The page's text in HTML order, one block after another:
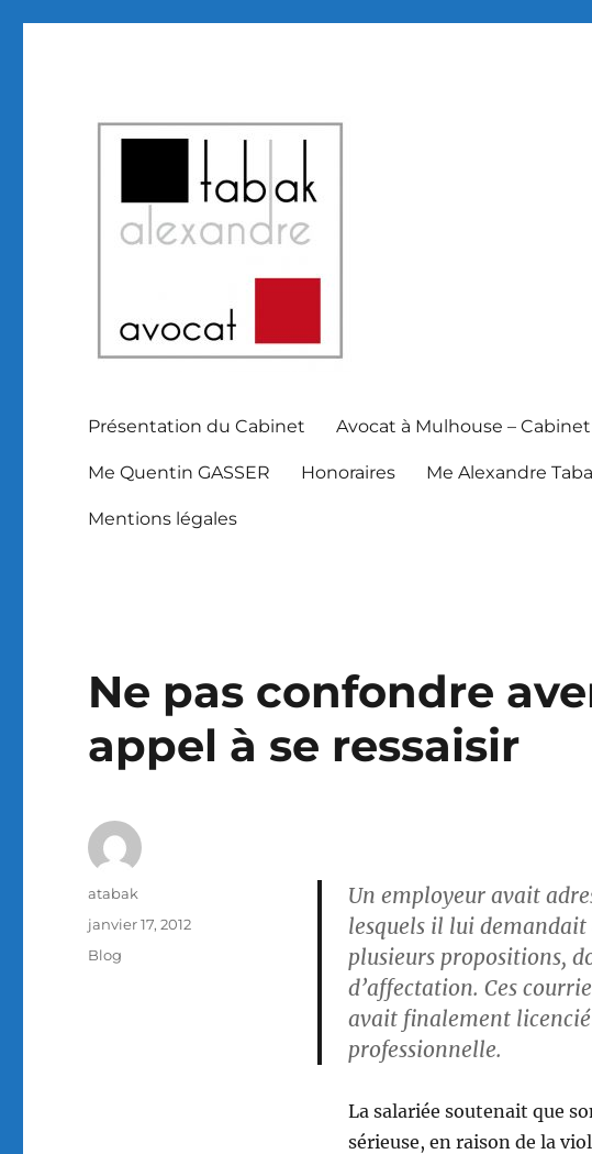
Présentation du Cabinet Avocat à Mulhouse –
Me Quentin GASSER Honoraires Me Alexandre
Mentions légales
Ne pas confondre
appel à se ressaisir
Un employeur avait
lesquels il lui
plusieurs propositions,
d’affectation. Ces
avait finalement licencié
professionnelle.
La salariée soutenait que
sérieuse, en raison de la
Auteur
atabak
Publié
le
janvier 17, 2012
Catégories
Blog